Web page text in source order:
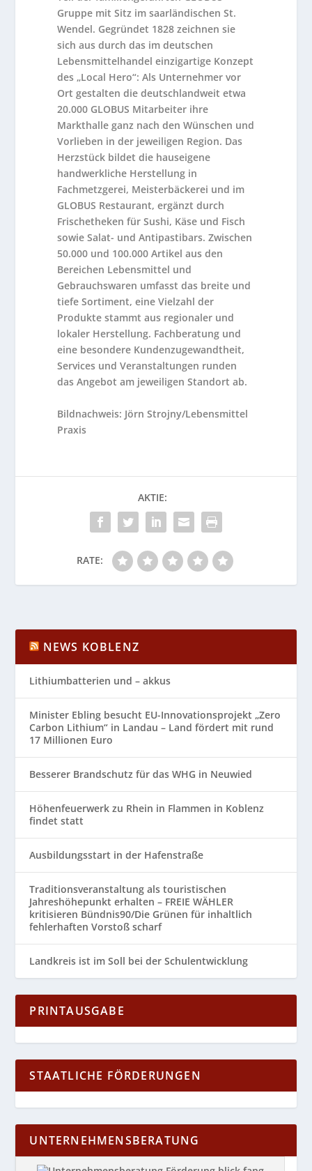
Gruppe mit Sitz im saarländischen St.
Wendel. Gegründet 1828 zeichnen sie
sich aus durch das im deutschen
Lebensmittelhandel einzigartige Konzept
des „Local Hero“: Als Unternehmer vor
Ort gestalten die deutschlandweit etwa
20.000 GLOBUS Mitarbeiter ihre
Markthalle ganz nach den Wünschen und
Vorlieben in der jeweiligen Region. Das
Herzstück bildet die hauseigene
handwerkliche Herstellung in
Fachmetzgerei, Meisterbäckerei und im
GLOBUS Restaurant, ergänzt durch
Frischetheken für Sushi, Käse und Fisch
sowie Salat- und Antipastibars. Zwischen
50.000 und 100.000 Artikel aus den
Bereichen Lebensmittel und
Gebrauchswaren umfasst das breite und
tiefe Sortiment, eine Vielzahl der
Produkte stammt aus regionaler und
lokaler Herstellung. Fachberatung und
eine besondere Kundenzugewandtheit,
Services und Veranstaltungen runden
das Angebot am jeweiligen Standort ab.
Bildnachweis: Jörn Strojny/Lebensmittel
Praxis
AKTIE:
RATE:
NEWS KOBLENZ
Lithiumbatterien und – akkus
Minister Ebling besucht EU-Innovationsprojekt „Zero
Carbon Lithium“ in Landau – Land fördert mit rund
17 Millionen Euro
Besserer Brandschutz für das WHG in Neuwied
Höhenfeuerwerk zu Rhein in Flammen in Koblenz
findet statt
Ausbildungsstart in der Hafenstraße
Traditionsveranstaltung als touristischen
Jahreshöhepunkt erhalten – FREIE WÄHLER
kritisieren Bündnis90/Die Grünen für inhaltlich
fehlerhaften Vorstoß scharf
Landkreis ist im Soll bei der Schulentwicklung
PRINTAUSGABE
STAATLICHE FÖRDERUNGEN
UNTERNEHMENSBERATUNG